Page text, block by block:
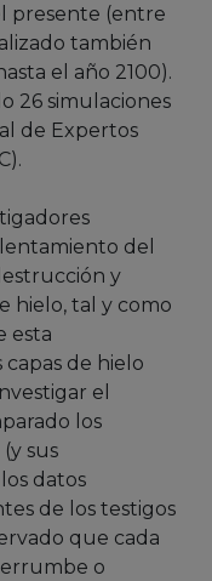
presente (entre
también
el año 2100).
26 simulaciones
de Expertos
del
y
hielo, tal y como
esta
capas de hielo
el
los
sus
datos
de los testigos
que cada
o